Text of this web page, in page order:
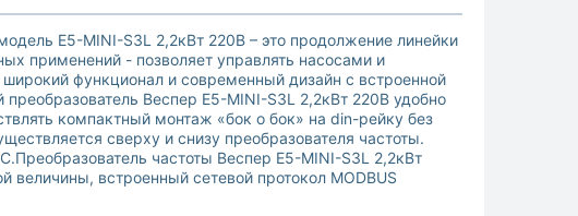
E5-MINI-S3L 2,2кВт 220В – это продолжение линейки
применений - позволяет управлять насосами и
функционал и современный дизайн с встроенной
Веспер E5-MINI-S3L 2,2кВт 220В удобно
компактный монтаж «бок о бок» на din-рейку без
сверху и снизу преобразователя частоты.
частоты Веспер E5-MINI-S3L 2,2кВт
величины, встроенный сетевой протокол MODBUS